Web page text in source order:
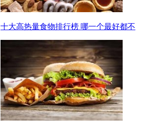
十大高热量食物排行榜 哪一个最好都不